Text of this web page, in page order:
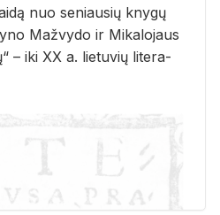
nuo se­niau­sių kny­gų
Ma­žvy­do ir Mi­ka­lo­jaus
– iki XX a. lie­tu­vių li­te­ra­